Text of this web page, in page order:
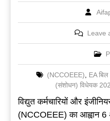
Leave
(NCCOEEE) EA
(संशोधन) विधेयक
विद्युत कर्मचारियों और
(NCCOEEE) का आह्वान